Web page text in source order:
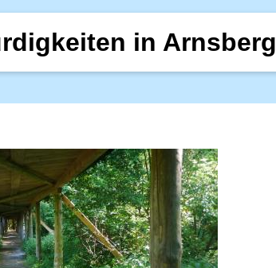
in Arnsberg